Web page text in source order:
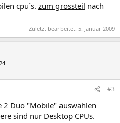
cpu´s. zum grossteil nach
Zuletzt bearbeitet: 5. Januar 2009
#3
2 Duo "Mobile" auswählen
sind nur Desktop CPUs.